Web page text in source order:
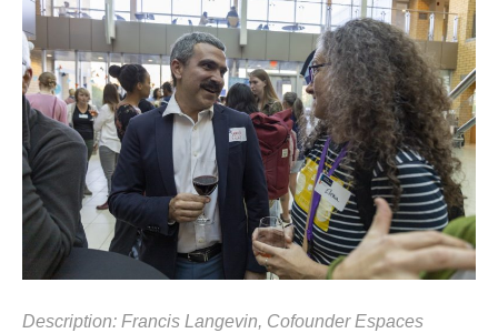
Description: Francis Langevin, CofounderEspaces